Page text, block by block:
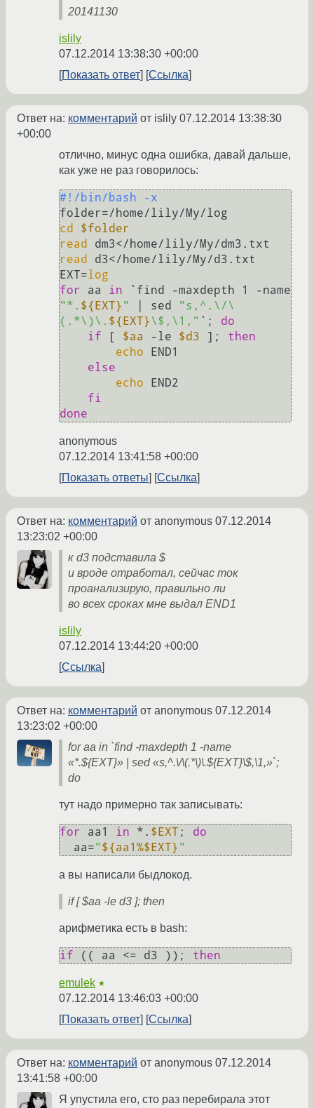
20141130
islily
07.12.2014 13:38:30 +00:00
Показать ответ
Ссылка
Ответ на: комментарий от islily 07.12.2014 13:38:30
+00:00
отлично, минус одна ошибка, давай дальше,
как уже не раз говорилось:
#!/bin/bash -x
cd
$folder
read
read
d3</home/lily/My/d3.txt
EXT=log
for
aa in
`find -maxdepth 1 -name
"*. ${EXT} " | sed
"s,^.\/\
(.*\)\. ${EXT} \$,\1," `; do
if [ $aa -le $d3 ]; then
echo END1
else
echo END2
fi
done
anonymous
07.12.2014 13:41:58 +00:00
Показать ответы
Ссылка
Ответ на: комментарий от anonymous 07.12.2014
13:23:02 +00:00
к d3 подставила $
и вроде отработал, сейчас ток
проанализирую, правильно ли
во всех сроках мне выдал END1
islily
07.12.2014 13:44:20 +00:00
Ссылка
Ответ на: комментарий от anonymous 07.12.2014
13:23:02 +00:00
for aa in `find -maxdepth 1 -name
«*.${EXT}» | sed «s,^.\/\(.*\)\.${EXT}\$,\1,»`;
do
тут надо примерно так записывать:
for aa1 in *. $EXT ; do
  aa=
"${aa1%$EXT} "
а вы написали быдлокод.
if [ $aa -le d3 ]; then
арифметика есть в bash:
if (( aa <= d3 )); then
emulek ★
07.12.2014 13:46:03 +00:00
Показать ответ
Ссылка
Ответ на: комментарий от anonymous 07.12.2014
13:41:58 +00:00
Я упустила его, сто раз перебирала этот